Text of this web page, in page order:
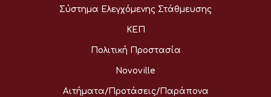
Σύστημα Ελεγχόμενης Στάθμευσης
ΚΕΠ
Πολιτική Προστασία
Novoville
Αιτήματα/Προτάσεις/Παράπονα